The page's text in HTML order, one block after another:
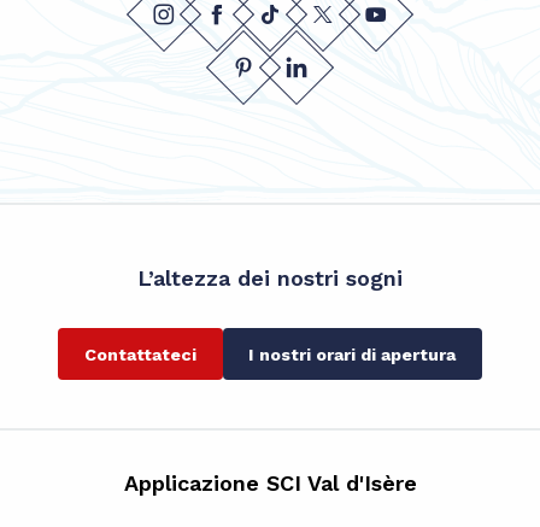
L’altezza dei nostri sogni
Contattateci I nostri orari di apertura
Applicazione SCI Val d'Isère